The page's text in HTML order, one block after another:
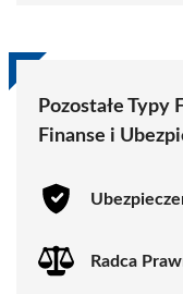
Pozostałe
Finanse i
Radca